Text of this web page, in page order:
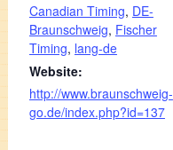
Canadian Timing, DE-
Braunschweig, Fischer
Timing, lang-de
Website:
http://www.braunschweig-
go.de/index.php?id=137